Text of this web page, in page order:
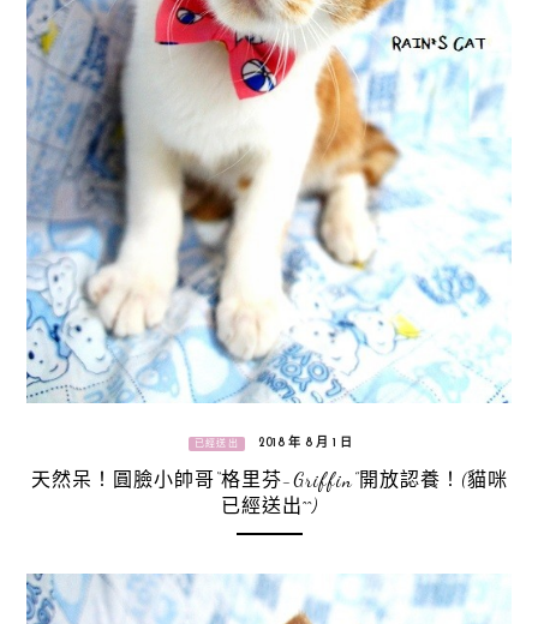
已經送出 2018 年 8 月 1 日
天然呆！圓臉小帥哥“格里芬-Griffin”開放認養！(貓咪
已經送出^^)